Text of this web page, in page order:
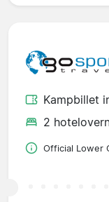
Kampbillet
2
Official Lower